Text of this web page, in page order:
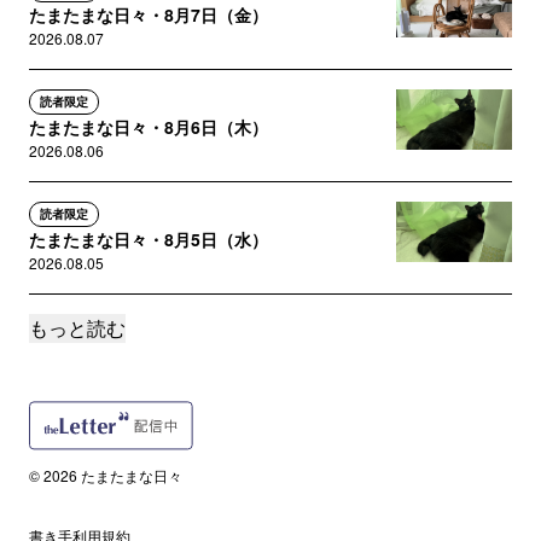
たまたまな日々・8月7日（金）
2026.08.07
読者限定
たまたまな日々・8月6日（木）
2026.08.06
読者限定
たまたまな日々・8月5日（水）
2026.08.05
読者限定
読者限定
2026.08.03
もっと読む
© 2026 たまたまな日々
書き手利用規約